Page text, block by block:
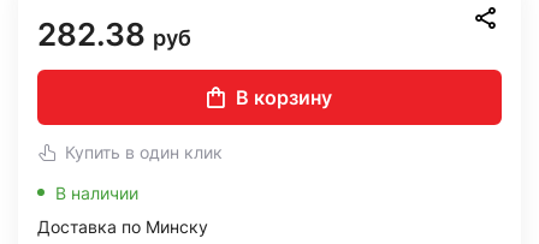
282.38 руб
В корзину
Купить в один клик
В наличии
Доставка по Минску